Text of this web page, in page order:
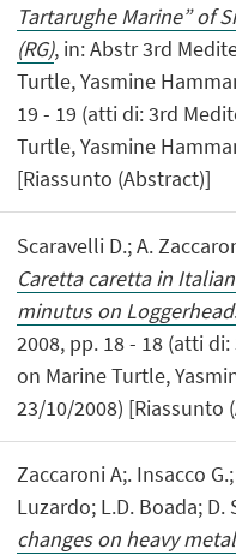
Tartarughe Marine” of
(RG), in: Abstr 3rd
Turtle, Yasmine
19 - 19 (atti di: 3rd
Turtle, Yasmine
[Riassunto (Abstract)]
Scaravelli D.; A.
Caretta caretta in
minutus on
2008, pp. 18 - 18 (atti
on Marine Turtle,
23/10/2008) [Riassunto
Zaccaroni A;. Insacco
Luzardo; L.D. Boada; D.
changes on heavy